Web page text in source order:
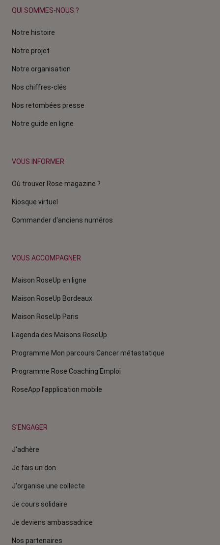
QUI SOMMES-NOUS ?
Notre histoire
Notre projet
Notre organisation
Nos chiffres-clés
Nos retombées presse
Notre guide en ligne
VOUS INFORMER
Où trouver Rose magazine ?
Kiosque virtuel
Commander d'anciens numéros
VOUS ACCOMPAGNER
Maison RoseUp en ligne
Maison RoseUp Bordeaux
Maison RoseUp Paris
L'agenda des Maisons RoseUp
Programme Mon parcours Cancer métastatique
Programme Rose Coaching Emploi
RoseApp l’application mobile
S'ENGAGER
J'adhère
Je fais un don
J'organise une collecte
Je cours solidaire
Je deviens ambassadrice
Nos partenaires